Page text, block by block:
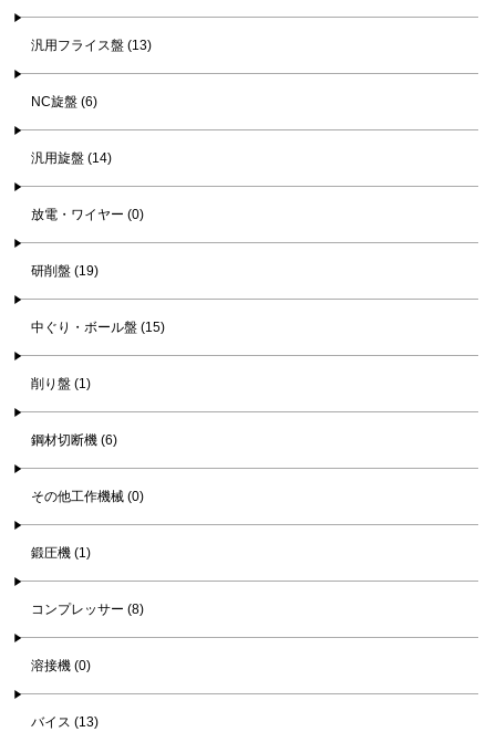
汎用フライス盤 (13)
NC旋盤 (6)
汎用旋盤 (14)
放電・ワイヤー (0)
研削盤 (19)
中ぐり・ボール盤 (15)
削り盤 (1)
鋼材切断機 (6)
その他工作機械 (0)
鍛圧機 (1)
コンプレッサー (8)
溶接機 (0)
バイス (13)